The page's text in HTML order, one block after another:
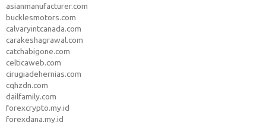
asianmanufacturer.com
bucklesmotors.com
calvaryintcanada.com
carakeshagrawal.com
catchabigone.com
celticaweb.com
cirugiadehernias.com
cqhzdn.com
dailfamily.com
forexcrypto.my.id
forexdana.my.id